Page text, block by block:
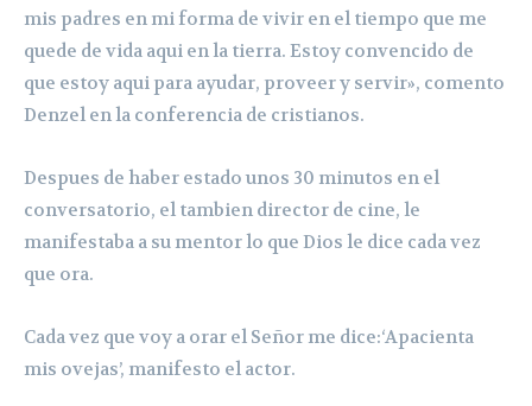
mis padres en mi forma de vivir en el tiempo que me
quede de vida aqui en la tierra. Estoy convencido de
que estoy aqui para ayudar, proveer y servir», comento
Denzel en la conferencia de cristianos.
Despues de haber estado unos 30 minutos en el
conversatorio, el tambien director de cine, le
manifestaba a su mentor lo que Dios le dice cada vez
que ora.
Cada vez que voy a orar el Señor me dice:‘Apacienta
mis ovejas’, manifesto el actor.